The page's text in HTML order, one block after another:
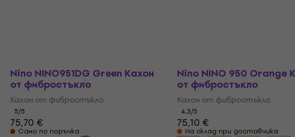
Nino NINO951DG Green Кахон
от фибростъкло
Кахон от фибростъкло
5/5
75,70 €
Само по поръчка
Nino NINO 950 Orange
от фибростъкло
Кахон от фибростъкло
4,3/5
75,10 €
На склад при доставчика